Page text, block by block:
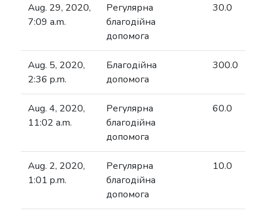
Aug. 29, 2020,
7:09 a.m.
Регулярна
благодійна
допомога
30.0
Aug. 5, 2020,
2:36 p.m.
Благодійна
допомога
300.0
Aug. 4, 2020,
11:02 a.m.
Регулярна
благодійна
допомога
60.0
Aug. 2, 2020,
1:01 p.m.
Регулярна
благодійна
допомога
10.0